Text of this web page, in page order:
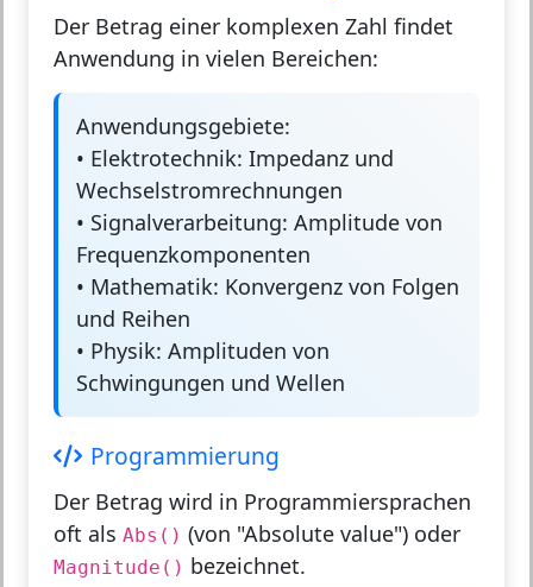
Der Betrag einer komplexen Zahl findet
Anwendung in vielen Bereichen:
Anwendungsgebiete:
• Elektrotechnik: Impedanz und
Wechselstromrechnungen
• Signalverarbeitung: Amplitude von
Frequenzkomponenten
• Mathematik: Konvergenz von Folgen
und Reihen
• Physik: Amplituden von
Schwingungen und Wellen
Programmierung
Der Betrag wird in Programmiersprachen
oft als Abs() (von "Absolute value") oder
Magnitude() bezeichnet.